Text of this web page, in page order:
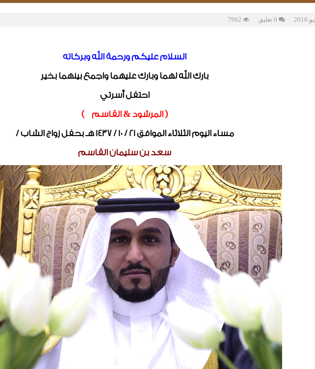
السلام عليكم ورحمة الله وبركاته
بارك الله لهما وبارك عليهما واجمع بينهما بخير
احتفل أسرتي
( المرشود & القاسم )
مساء اليوم الثلاثاء الموافق 21 / 10 / 1437 هـ بحفل زواج الشاب /
سعد بن سليمان القاسم